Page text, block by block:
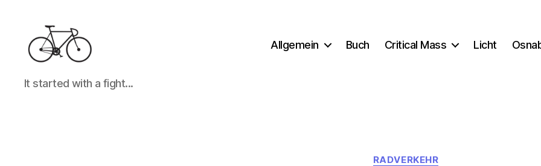
It
started
It started with a fight...
Allgemein Buch Critical Mass Licht
Kategorien
RADVERKEHR